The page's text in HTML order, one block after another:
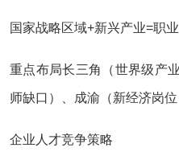
国家战略区域+新兴产业=职
重点布局长三角（世界级产
师缺口）、成渝（新经济岗位
企业人才竞争策略‌